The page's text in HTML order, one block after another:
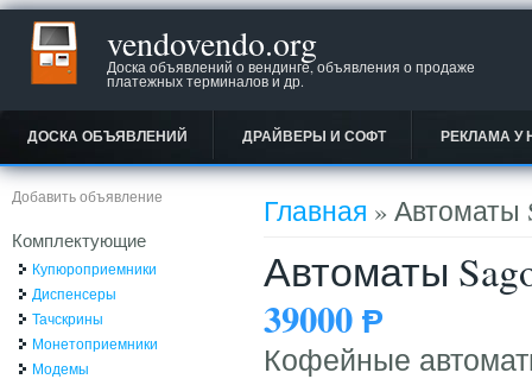
vendovendo.org
Доска объявлений о вендинге, объявления о продаже
платежных терминалов и др.
ДОСКА ОБЪЯВЛЕНИЙ ДРАЙВЕРЫ И СОФТ РЕКЛАМА У
Вы здесь
Главная » Автоматы
Автоматы
39000 Ᵽ
Кофейные
Добавить объявление
Комплектующие
Купюроприемники
Диспенсеры
Тачскрины
Монетоприемники
Модемы